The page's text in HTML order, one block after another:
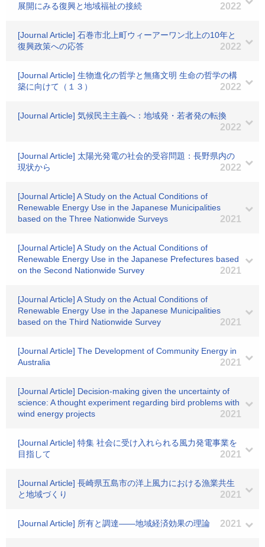
展開にみる復興と地域福祉の接続
2022
[Journal Article] 石巻市北上町ウィーアーワン北上の10年と
復興政策への応答
2022
[Journal Article] 生物進化の哲学と無痛文明 生命の哲学の構
築に向けて（１３）
2022
[Journal Article] 気候民主主義へ：地域発・若者発の転換
2022
[Journal Article] 太陽光発電の社会的受容問題：長野県内の
現状から
2022
[Journal Article] A Study on the Actual Conditions of
Renewable Energy Use in the Japanese Municipalities
based on the Three Nationwide Surveys
2021
[Journal Article] A Study on the Actual Conditions of
Renewable Energy Use in the Japanese Prefectures based
on the Second Nationwide Survey
2021
[Journal Article] A Study on the Actual Conditions of
Renewable Energy Use in the Japanese Municipalities
based on the Third Nationwide Survey
2021
[Journal Article] The Development of Community Energy in
Australia
2021
[Journal Article] Decision-making given the uncertainty of
science: A thought experiment regarding bird problems with
wind energy projects
2021
[Journal Article] 特集 社会に受け入れられる風力発電事業を
目指して
2021
[Journal Article] 長崎県五島市の洋上風力における漁業共生
と地域づくり
2021
[Journal Article] 所有と調達――地域経済効果の理論 2021